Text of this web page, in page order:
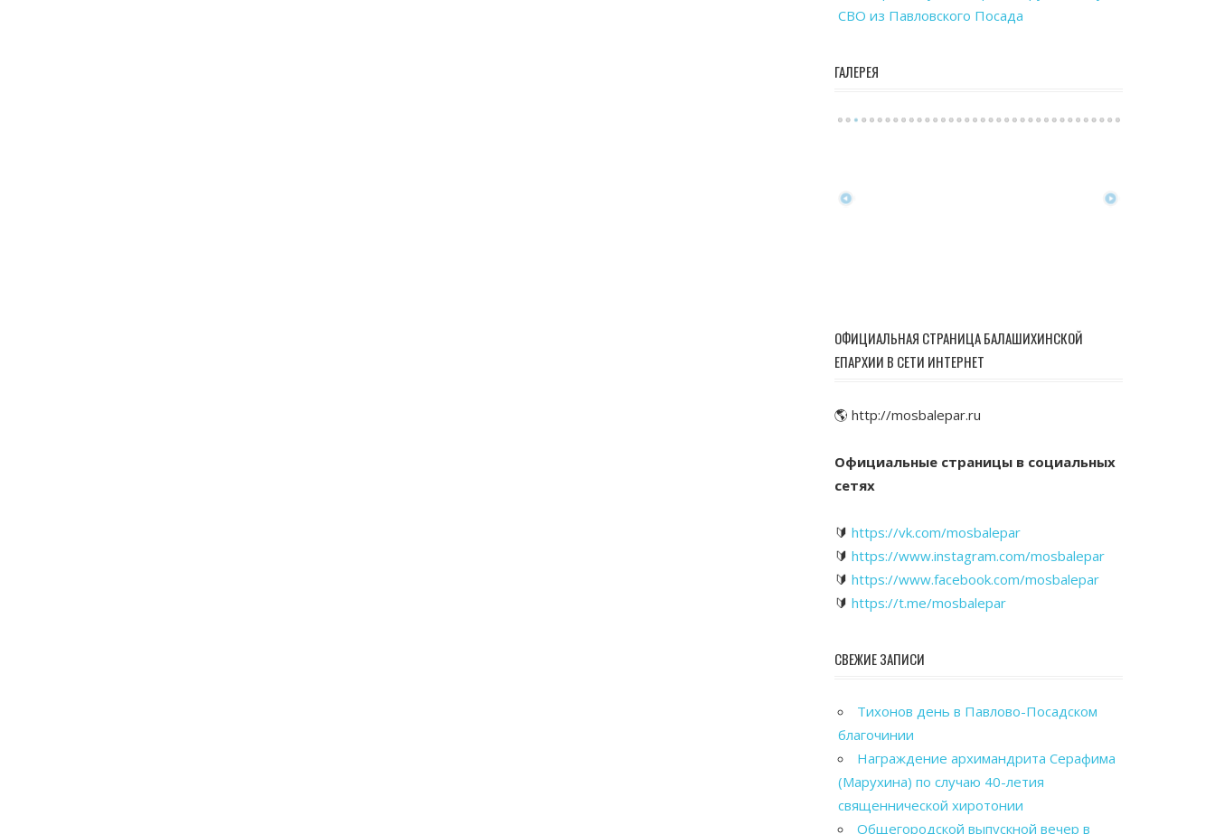
СВО из Павловского Посада
ГАЛЕРЕЯ
ОФИЦИАЛЬНАЯ СТРАНИЦА БАЛАШИХИНСКОЙ
ЕПАРХИИ В СЕТИ ИНТЕРНЕТ
🌎 http://mosbalepar.ru
Официальные страницы в социальных
сетях
🔰 https://vk.com/mosbalepar
🔰 https://www.instagram.com/mosbalepar
🔰 https://www.facebook.com/mosbalepar
🔰 https://t.me/mosbalepar
СВЕЖИЕ ЗАПИСИ
Тихонов день в Павлово-Посадском
благочинии
Награждение архимандрита Серафима
(Марухина) по случаю 40-летия
священнической хиротонии
Общегородской выпускной вечер в